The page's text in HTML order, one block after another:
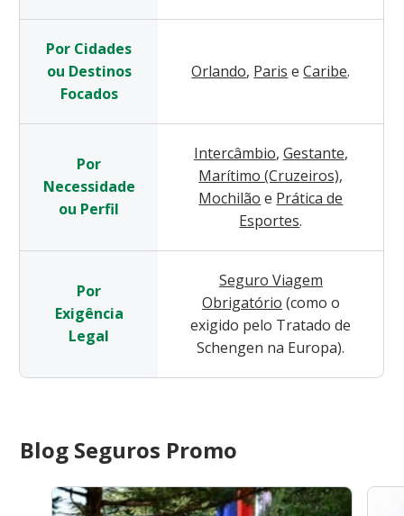
Por Cidades
ou Destinos
Focados
Orlando, Paris e Caribe.
Por
Necessidade
ou Perfil
Intercâmbio, Gestante,
Marítimo (Cruzeiros),
Mochilão e Prática de
Esportes.
Por
Exigência
Legal
Seguro Viagem
Obrigatório (como o
exigido pelo Tratado de
Schengen na Europa).
Blog Seguros Promo